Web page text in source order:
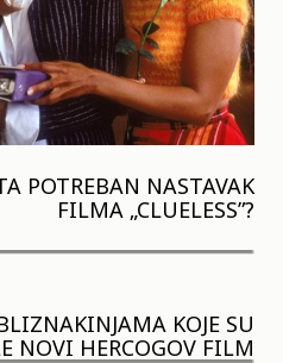
POTREBAN NASTAVAK
FILMA „CLUELESS”?
KOJE SU
NOVI HERCOGOV FILM